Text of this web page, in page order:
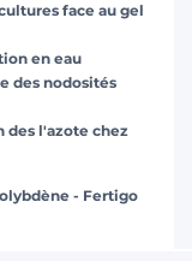
face au gel
en eau
des nodosités
l'azote chez
- Fertigo